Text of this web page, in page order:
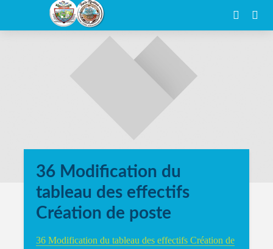
36 Modification du
tableau des effectifs
Création de poste
36 Modification du tableau des effectifs Création de